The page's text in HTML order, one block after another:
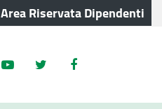
Area Riservata Dipendenti